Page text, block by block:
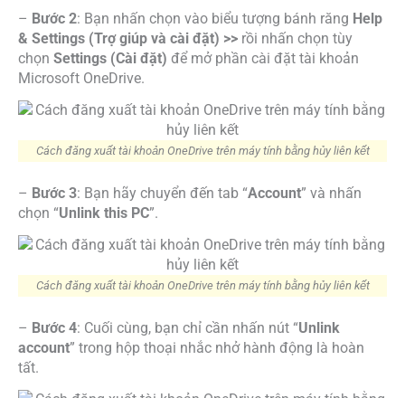
– Bước 2: Bạn nhấn chọn vào biểu tượng bánh răng Help
& Settings (Trợ giúp và cài đặt) >> rồi nhấn chọn tùy
chọn Settings (Cài đặt) để mở phần cài đặt tài khoản
Microsoft OneDrive.
Cách đăng xuất tài khoản OneDrive trên máy tính bằng hủy liên kết
– Bước 3: Bạn hãy chuyển đến tab “Account” và nhấn
chọn “Unlink this PC”.
Cách đăng xuất tài khoản OneDrive trên máy tính bằng hủy liên kết
– Bước 4: Cuối cùng, bạn chỉ cần nhấn nút “Unlink
account” trong hộp thoại nhắc nhở hành động là hoàn
tất.